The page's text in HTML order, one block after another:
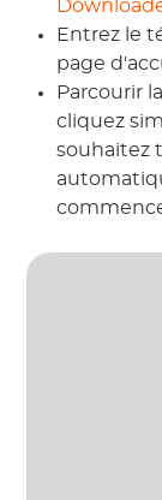
Entrez le
page
Parcourir
cliquez
souhaitez